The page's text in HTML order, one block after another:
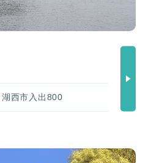
湖西市入出800